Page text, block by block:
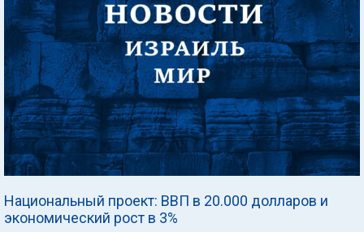
Национальный проект: ВВП в 20.000 долларов и
экономический рост в 3%